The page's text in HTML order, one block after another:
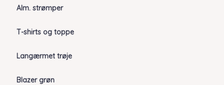
Alm. strømper
T-shirts og toppe
Langærmet trøje
Blazer grøn